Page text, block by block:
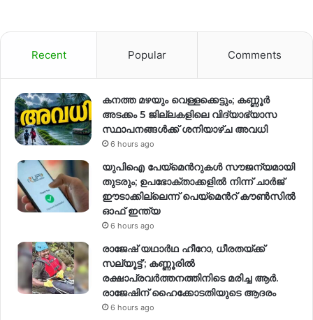
Recent Popular Comments
കനത്ത മഴയും വെള്ളക്കെട്ടും; കണ്ണൂർ
അടക്കം 5 ജില്ലകളിലെ വിദ്യാഭ്യാസ
സ്ഥാപനങ്ങള്‍ക്ക് ശനിയാഴ്ച അവധി
6 hours ago
യുപിഐ പേയ്മെന്‍റുകൾ സൗജന്യമായി
തുടരും; ഉപഭോക്താക്കളിൽ നിന്ന് ചാർജ്
ഈടാക്കില്ലെന്ന് പെയ്മെന്‍റ് കൗൺസിൽ
ഓഫ് ഇന്ത്യ
6 hours ago
രാജേഷ് യഥാര്‍ഥ ഹീറോ, ധീരതയ്ക്ക്
സല്യൂട്ട്’; കണ്ണൂരിൽ
രക്ഷാപ്രവര്‍ത്തനത്തിനിടെ മരിച്ച ആര്‍.
രാജേഷിന് ഹൈക്കോടതിയുടെ ആദരം
6 hours ago